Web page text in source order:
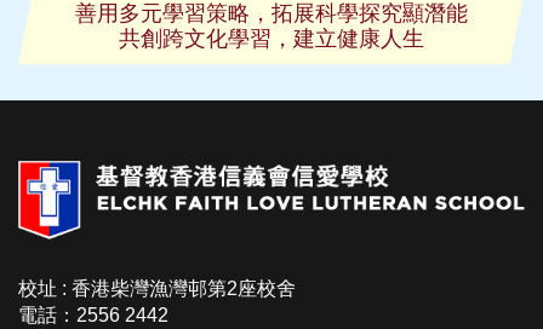
善用多元學習策略，拓展科學探究顯潛能
共創跨文化學習，建立健康人生
校址 : 香港柴灣漁灣邨第2座校舍
電話：2556 2442